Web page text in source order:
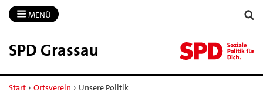
MENÜ
SPD Grassau
Start › Ortsverein › Unsere Politik